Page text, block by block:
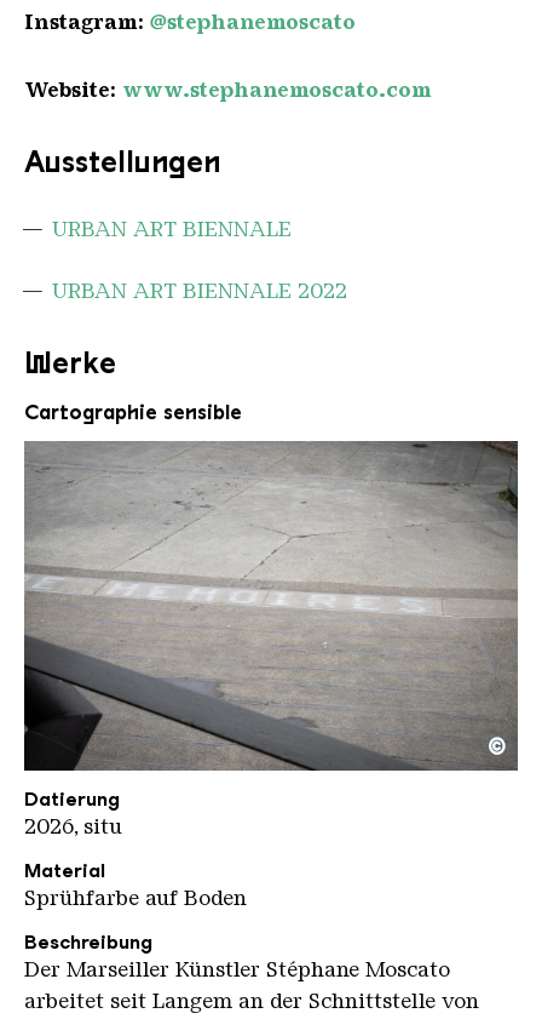
Instagram: @stephanemoscato
Website: www.stephanemoscato.com
Ausstellungen
URBAN ART BIENNALE
URBAN ART BIENNALE 2022
Werke
Cartographie sensible
UAB Werke STEPHANE MOSCATO 1
Copyright: Weltkulturerbe Völklinger Hütte /
©
Datierung
2026, situ
Material
Sprühfarbe auf Boden
Beschreibung
Der Marseiller Künstler Stéphane Moscato
arbeitet seit Langem an der Schnittstelle von